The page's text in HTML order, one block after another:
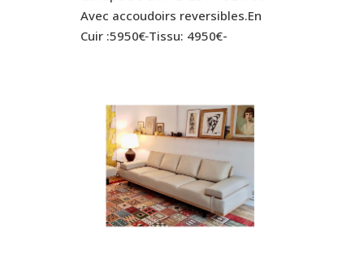
Avec accoudoirs reversibles.En
Cuir :5950€ Tissu: 4950€-